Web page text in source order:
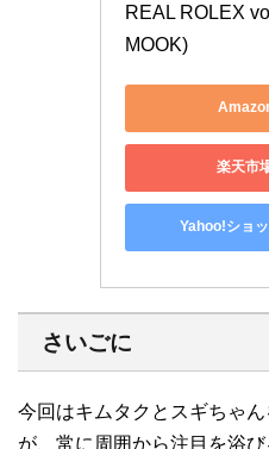
REAL ROLEX
MOOK)
楽天市
Yahoo!ショ
さいごに
今回はキムタクとスギちゃ
が、常に周囲から注目を浴